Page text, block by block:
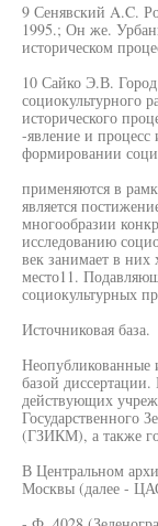
9 Сенявский A.C.
1995.; Он же.
историческом
10 Сайко Э.В.
социокультурного
исторического
-явление и процесс
формировании
применяются в
является
многообразии
исследованию
век занимает в них
место11.
социокультурных
Источниковая база.
Неопубликованные
базой
действующих
Государственного
(ГЗИКМ), а также
В Центральном
Москвы (далее -